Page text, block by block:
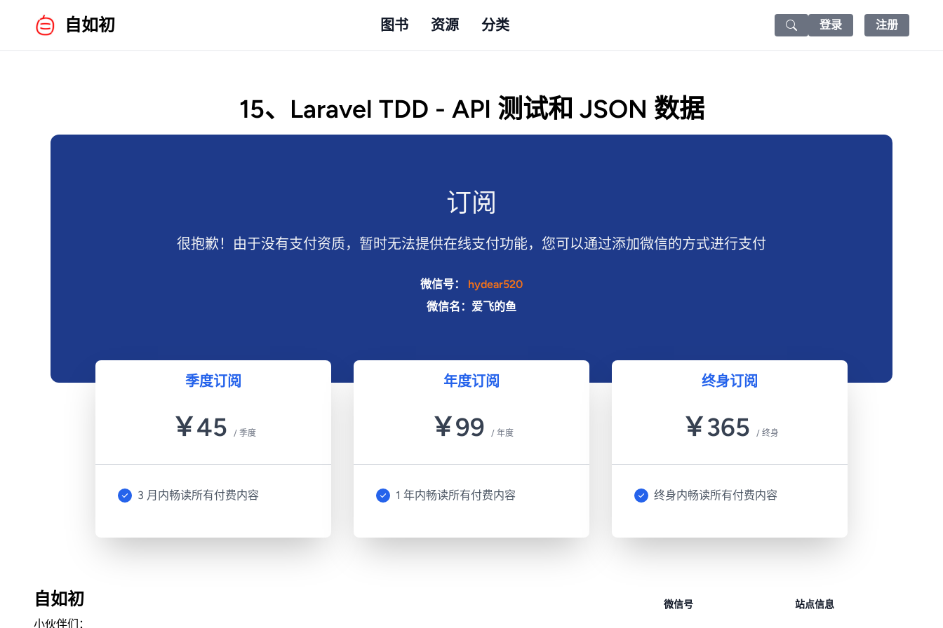
自如初
Search icon
登录 注册
图书 资源 分类
15、Laravel TDD - API 测试和 JSON 数据
订阅
很抱歉！由于没有支付资质，暂时无法提供在线支付功能，您可以通过添加微信的方式进行支付
微信号： hydear520
微信名：爱飞的鱼
季度订阅
￥45 / 季度
3 月内畅读所有付费内容
年度订阅
￥99 / 年度
1 年内畅读所有付费内容
终身订阅
￥365 / 终身
终身内畅读所有付费内容
自如初
小伙伴们：
微信号 站点信息